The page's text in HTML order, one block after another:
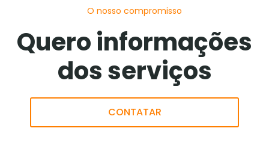
O nosso compromisso
Quero informações
dos serviços
CONTATAR